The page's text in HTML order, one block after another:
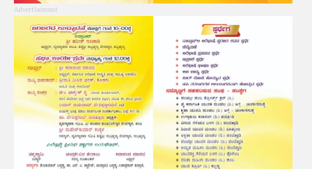
Advertisement